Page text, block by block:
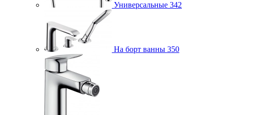
Универсальные 342
На борт ванны 350